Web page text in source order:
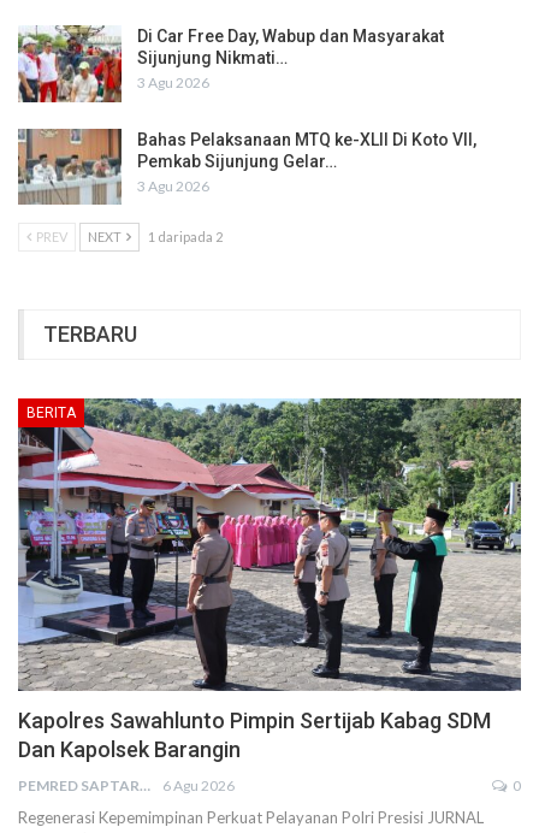
Di Car Free Day, Wabup dan Masyarakat
Sijunjung Nikmati…
3 Agu 2026
Bahas Pelaksanaan MTQ ke-XLII Di Koto VII,
Pemkab Sijunjung Gelar…
3 Agu 2026
PREV NEXT 1 daripada 2
TERBARU
BERITA
Kapolres Sawahlunto Pimpin Sertijab Kabag SDM
Dan Kapolsek Barangin
PEMRED SAPTARIUS 6 Agu 2026 0
Regenerasi Kepemimpinan Perkuat Pelayanan Polri Presisi JURNAL